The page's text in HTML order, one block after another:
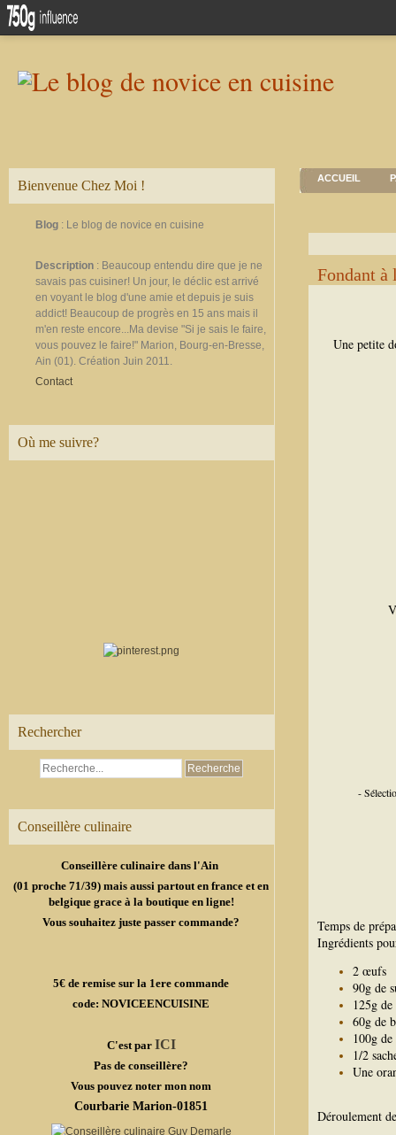
Bienvenue Chez Moi !
Blog : Le blog de novice en cuisine
Description : Beaucoup entendu dire que je ne
savais pas cuisiner! Un jour, le déclic est arrivé
en voyant le blog d'une amie et depuis je suis
addict! Beaucoup de progrès en 15 ans mais il
m'en reste encore...Ma devise "Si je sais le faire,
vous pouvez le faire!" Marion, Bourg-en-Bresse,
Ain (01). Création Juin 2011.
Contact
Où me suivre?
Rechercher
Conseillère culinaire
Conseillère culinaire dans l'Ain
(01 proche 71/39) mais aussi partout en france et en
belgique grace à la boutique en ligne!
Vous souhaitez juste passer commande?
5€ de remise sur la 1ere commande
code: NOVICEENCUISINE
C'est par ICI
Pas de conseillère?
Vous pouvez noter mon nom
Courbarie Marion-01851
ACCUEIL
Fondant à
Une petite
-
Temps de
Ingrédients
2 œufs
90g de
125g
60g de
100g
1/2
Une
Déroulement